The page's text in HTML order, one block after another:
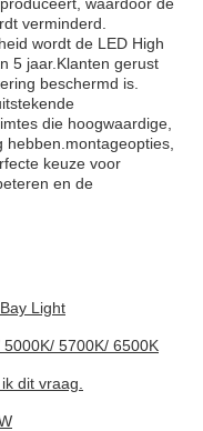
verminderd.
wordt de LED High
5 jaar.Klanten gerust
beschermd is.
die hoogwaardige,
keuze voor
en de
Light
5700K/ 6500K
dit vraag.